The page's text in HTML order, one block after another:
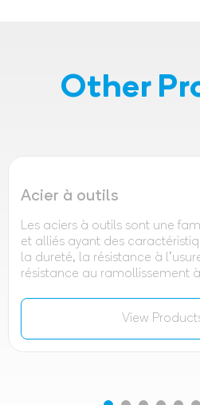
Other
Acier à outils
Les aciers à outils sont une
et alliés ayant des
la dureté, la résistance à
résistance au ramollissement
View